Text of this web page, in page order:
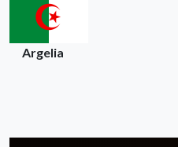
Argelia